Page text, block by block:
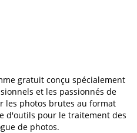
gratuit conçu spécialement
et les passionnés de
les photos brutes au format
d'outils pour le traitement des
de photos.